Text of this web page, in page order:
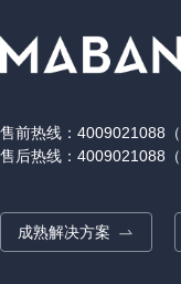
售前热线：4009021088（
售后热线：4009021088（
成熟解决方案